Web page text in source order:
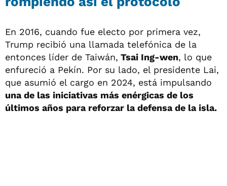
En 2016, cuando fue electo por primera vez,
Trump recibió una llamada telefónica de la
entonces líder de Taiwán, Tsai Ing-wen, lo que
enfureció a Pekín. Por su lado, el presidente Lai,
que asumió el cargo en 2024, está impulsando
una de las iniciativas más enérgicas de los
últimos años para reforzar la defensa de la isla.